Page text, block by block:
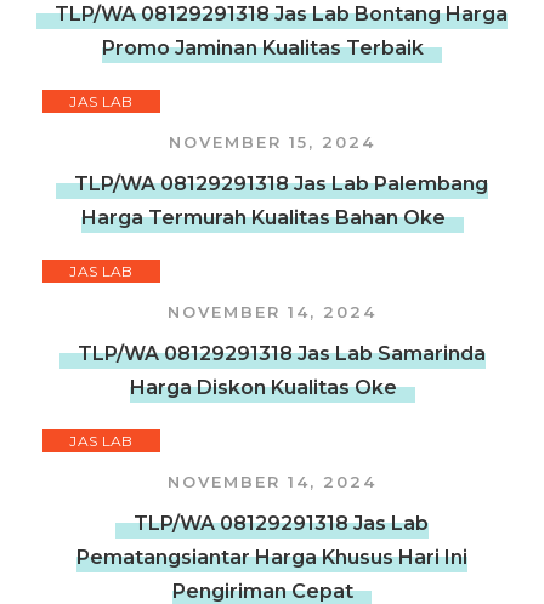
TLP/WA 08129291318 Jas Lab Bontang Harga
Promo Jaminan Kualitas Terbaik
JAS LAB
NOVEMBER 15, 2024
TLP/WA 08129291318 Jas Lab Palembang
Harga Termurah Kualitas Bahan Oke
JAS LAB
NOVEMBER 14, 2024
TLP/WA 08129291318 Jas Lab Samarinda
Harga Diskon Kualitas Oke
JAS LAB
NOVEMBER 14, 2024
TLP/WA 08129291318 Jas Lab
Pematangsiantar Harga Khusus Hari Ini
Pengiriman Cepat